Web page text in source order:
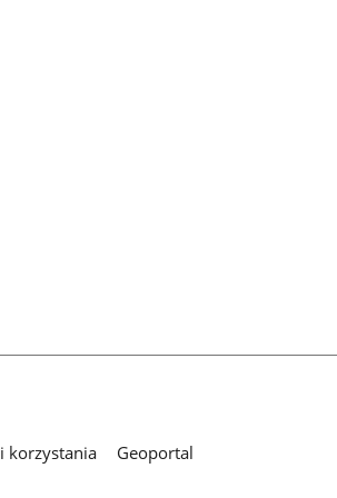
korzystania Geoportal